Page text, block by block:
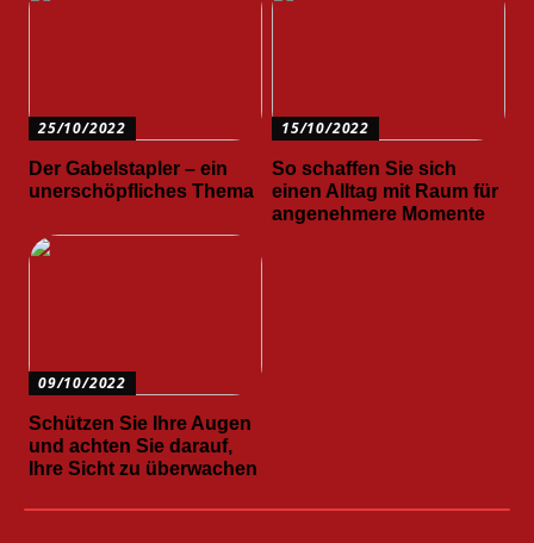
25/10/2022
Der Gabelstapler – ein
unerschöpfliches Thema
15/10/2022
So schaffen Sie sich
einen Alltag mit Raum für
angenehmere Momente
09/10/2022
Schützen Sie Ihre Augen
und achten Sie darauf,
Ihre Sicht zu überwachen